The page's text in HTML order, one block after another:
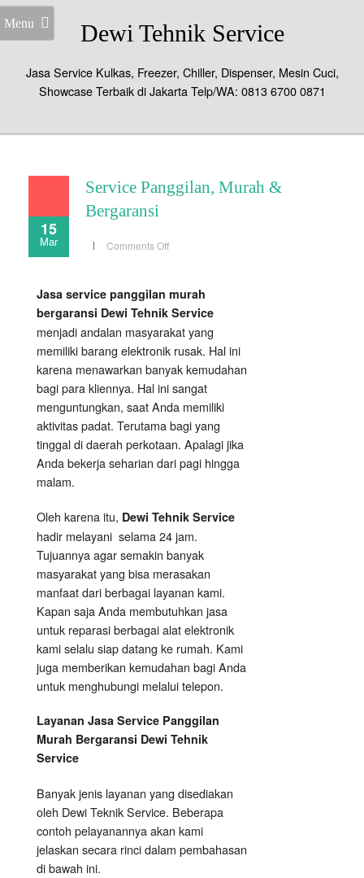
Menu Dewi Tehnik Service
Jasa Service Kulkas, Freezer, Chiller, Dispenser, Mesin Cuci,
Showcase Terbaik di Jakarta Telp/WA: 0813 6700 0871
15
Mar
Service Panggilan, Murah &
Bergaransi
Comments Offon
Bergaransi
Jasa service panggilan murah
bergaransi Dewi Tehnik Service
menjadi andalan masyarakat yang
memiliki barang elektronik rusak. Hal ini
karena menawarkan banyak kemudahan
bagi para kliennya. Hal ini sangat
menguntungkan, saat Anda memiliki
aktivitas padat. Terutama bagi yang
tinggal di daerah perkotaan. Apalagi jika
Anda bekerja seharian dari pagi hingga
malam.
Oleh karena itu, Dewi Tehnik Service
hadir melayani selama 24 jam.
Tujuannya agar semakin banyak
masyarakat yang bisa merasakan
manfaat dari berbagai layanan kami.
Kapan saja Anda membutuhkan jasa
untuk reparasi berbagai alat elektronik
kami selalu siap datang ke rumah. Kami
juga memberikan kemudahan bagi Anda
untuk menghubungi melalui telepon.
Layanan Jasa Service Panggilan
Murah Bergaransi Dewi Tehnik
Service
Banyak jenis layanan yang disediakan
oleh Dewi Teknik Service. Beberapa
contoh pelayanannya akan kami
jelaskan secara rinci dalam pembahasan
di bawah ini.